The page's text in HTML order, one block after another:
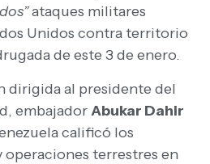
ataques militares
Unidos contra territorio
de este 3 de enero.
dirigida al presidente del
embajadorAbukar Dahir
calificó los
operaciones terrestres en